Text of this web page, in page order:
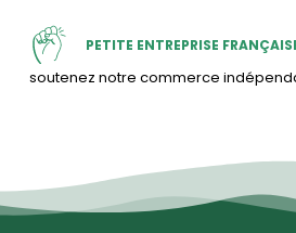
PETITE ENTREPRISE
soutenez notre commerce